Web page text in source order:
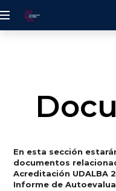
En esta sección
documentos
Acreditación UDALBA
Informe de